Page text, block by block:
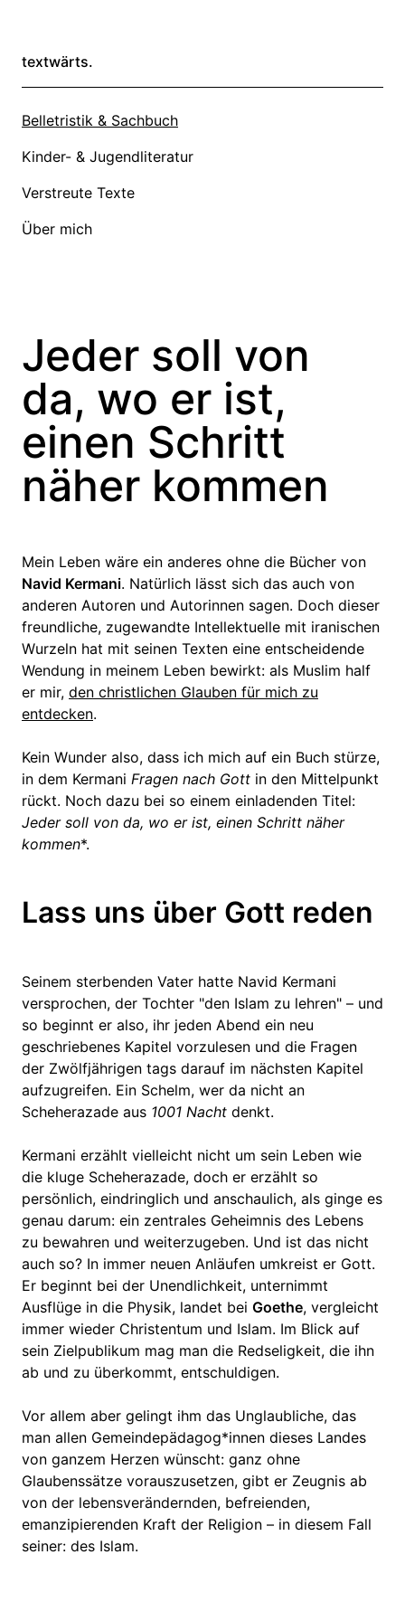
textwärts.
Belletristik & Sachbuch
Kinder- & Jugendliteratur
Verstreute Texte
Über mich
Jeder soll von
da, wo er ist,
einen Schritt
näher kommen
Mein Leben wäre ein anderes ohne die Bücher von
Navid Kermani. Natürlich lässt sich das auch von
anderen Autoren und Autorinnen sagen. Doch dieser
freundliche, zugewandte Intellektuelle mit iranischen
Wurzeln hat mit seinen Texten eine entscheidende
Wendung in meinem Leben bewirkt: als Muslim half
er mir, den christlichen Glauben für mich zu
entdecken.
Kein Wunder also, dass ich mich auf ein Buch stürze,
in dem Kermani Fragen nach Gott in den Mittelpunkt
rückt. Noch dazu bei so einem einladenden Titel:
Jeder soll von da, wo er ist, einen Schritt näher
kommen*.
Lass uns über Gott reden
Seinem sterbenden Vater hatte Navid Kermani
versprochen, der Tochter "den Islam zu lehren" – und
so beginnt er also, ihr jeden Abend ein neu
geschriebenes Kapitel vorzulesen und die Fragen
der Zwölfjährigen tags darauf im nächsten Kapitel
aufzugreifen. Ein Schelm, wer da nicht an
Scheherazade aus 1001 Nacht denkt.
Kermani erzählt vielleicht nicht um sein Leben wie
die kluge Scheherazade, doch er erzählt so
persönlich, eindringlich und anschaulich, als ginge es
genau darum: ein zentrales Geheimnis des Lebens
zu bewahren und weiterzugeben. Und ist das nicht
auch so? In immer neuen Anläufen umkreist er Gott.
Er beginnt bei der Unendlichkeit, unternimmt
Ausflüge in die Physik, landet bei Goethe, vergleicht
immer wieder Christentum und Islam. Im Blick auf
sein Zielpublikum mag man die Redseligkeit, die ihn
ab und zu überkommt, entschuldigen.
Vor allem aber gelingt ihm das Unglaubliche, das
man allen Gemeindepädagog*innen dieses Landes
von ganzem Herzen wünscht: ganz ohne
Glaubenssätze vorauszusetzen, gibt er Zeugnis ab
von der lebensverändernden, befreienden,
emanzipierenden Kraft der Religion – in diesem Fall
seiner: des Islam.